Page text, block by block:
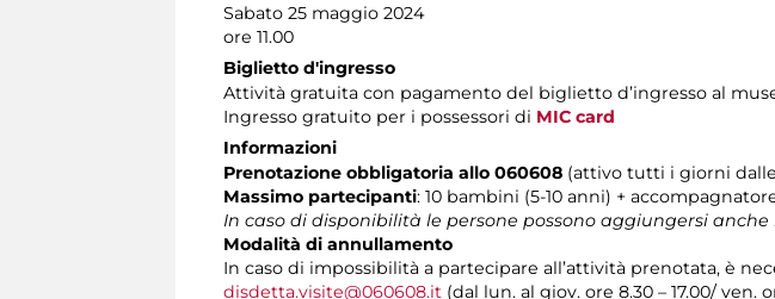
Sabato 25 maggio 2024
ore 11.00
Biglietto d'ingresso
Attività gratuita con pagamento del biglietto d’ingresso al
Ingresso gratuito per i possessori di MIC card
Informazioni
Prenotazione obbligatoria allo 060608 (attivo tutti i giorni dalle
Massimo partecipanti: 10 bambini (5-10 anni) +
In caso di disponibilità le persone possono aggiungersi anche
Modalità di annullamento
In caso di impossibilità a partecipare all’attività prenotata, è
disdetta.visite@060608.it (dal lun. al giov. ore 8.30 – 17.00/